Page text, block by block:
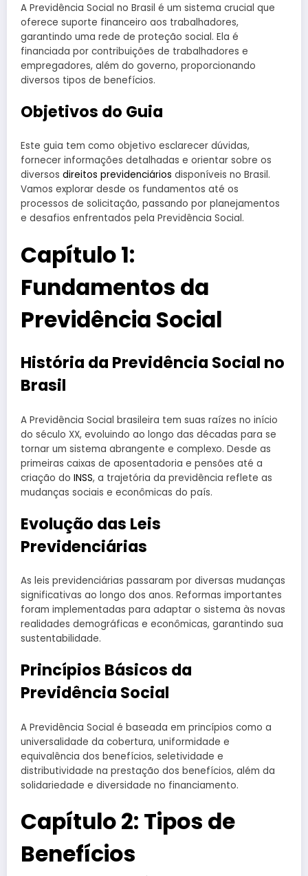
A Previdência Social no Brasil é um sistema crucial que
oferece suporte financeiro aos trabalhadores,
garantindo uma rede de proteção social. Ela é
financiada por contribuições de trabalhadores e
empregadores, além do governo, proporcionando
diversos tipos de benefícios.
Objetivos do Guia
Este guia tem como objetivo esclarecer dúvidas,
fornecer informações detalhadas e orientar sobre os
diversos direitos previdenciários disponíveis no Brasil.
Vamos explorar desde os fundamentos até os
processos de solicitação, passando por planejamentos
e desafios enfrentados pela Previdência Social.
Capítulo 1:
Fundamentos da
Previdência Social
História da Previdência Social no
Brasil
A Previdência Social brasileira tem suas raízes no início
do século XX, evoluindo ao longo das décadas para se
tornar um sistema abrangente e complexo. Desde as
primeiras caixas de aposentadoria e pensões até a
criação do INSS, a trajetória da previdência reflete as
mudanças sociais e econômicas do país.
Evolução das Leis
Previdenciárias
As leis previdenciárias passaram por diversas mudanças
significativas ao longo dos anos. Reformas importantes
foram implementadas para adaptar o sistema às novas
realidades demográficas e econômicas, garantindo sua
sustentabilidade.
Princípios Básicos da
Previdência Social
A Previdência Social é baseada em princípios como a
universalidade da cobertura, uniformidade e
equivalência dos benefícios, seletividade e
distributividade na prestação dos benefícios, além da
solidariedade e diversidade no financiamento.
Capítulo 2: Tipos de
Benefícios